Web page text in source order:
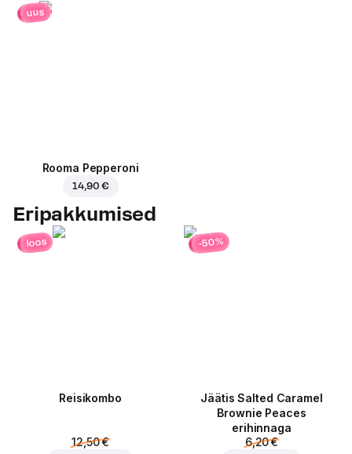
uus
Rooma Pepperoni
14,90 €
Eripakkumised
loos
Reisikombo
12,50 €
-50%
Jäätis Salted Caramel
Brownie Peaces
erihinnaga
6,20 €